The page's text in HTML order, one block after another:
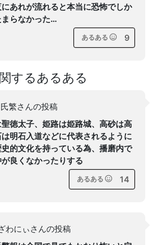
あれが流れると本当に恐怖でしか
らなかった…
あるある 9
するあるある
繁さんの投稿
徳太子、姫路は姫路城、高砂は高
明石入道などに代表されるように
的文化を持っている為、播磨内で
良くなかったりする
あるある 14
わにぃさんの投稿